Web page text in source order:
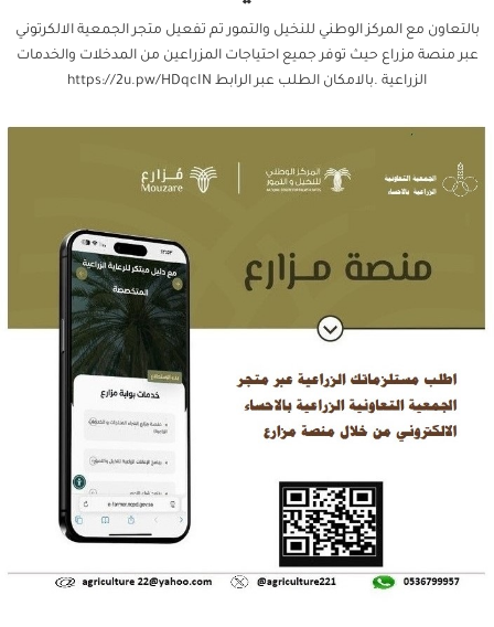
بالتعاون مع المركز الوطني للنخيل والتمور تم تفعيل متجر الجمعية الالكرتوني
عبر منصة مزراع حيث توفر جميع احتياجات المزراعين من المدخلات والخدمات
الزراعية .بالامكان الطلب عبر الرابط https://2u.pw/HDqcIN